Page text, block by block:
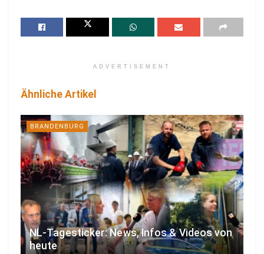
ADVERTISEMENT
Ähnliche Artikel
BRANDENBURG
NL-Tagesticker: News, Infos & Videos von
heute